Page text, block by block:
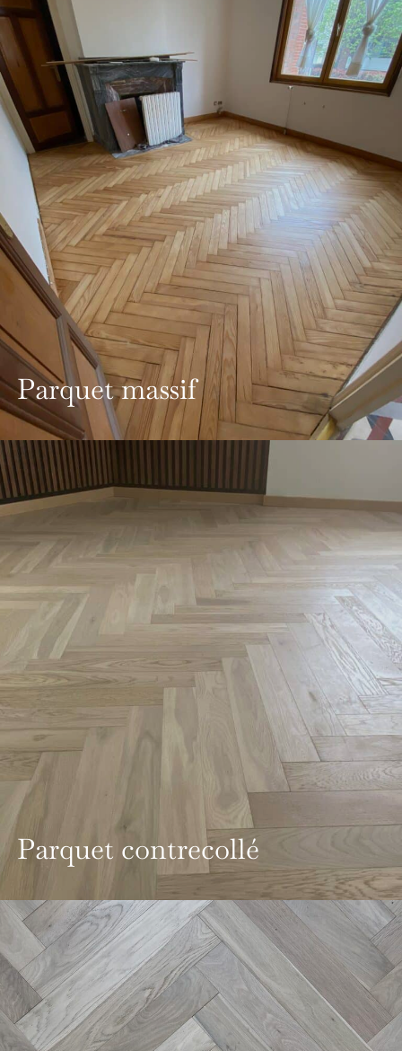
Parquet massif
Parquet contrecollé